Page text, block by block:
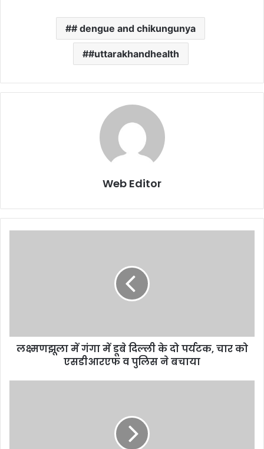
# dengue and chikungunya
#uttarakhandhealth
Web Editor
लक्ष्मणझूला में गंगा में डूबे दिल्ली के दो पर्यटक, चार को
एसडीआरएफ व पुलिस ने बचाया